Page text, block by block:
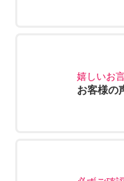
嬉しいお
お客様の